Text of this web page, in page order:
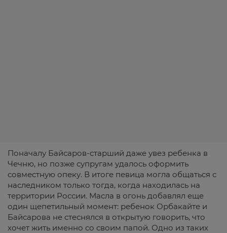
Поначалу Байсаров-старший даже увез ребенка в
Чечню, но позже супругам удалось оформить
совместную опеку. В итоге певица могла общаться с
наследником только тогда, когда находилась на
территории России. Масла в огонь добавлял еще
один щепетильный момент: ребенок Орбакайте и
Байсарова не стеснялся в открытую говорить, что
хочет жить именно со своим папой. Одно из таких